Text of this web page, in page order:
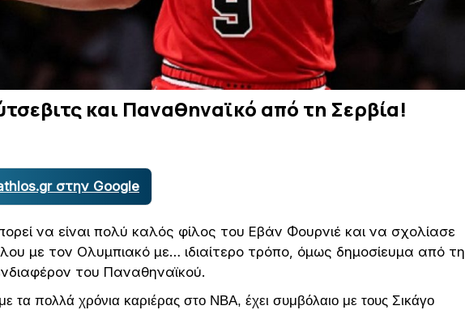
και Παναθηναϊκό από τη Σερβία!
στην Google
να είναι πολύ καλός φίλος του Εβάν Φουρνιέ και να σχολίασε
με τον Ολυμπιακό με… ιδιαίτερο τρόπο, όμως δημοσίευμα από τη
του Παναθηναϊκού.
τα πολλά χρόνια καριέρας στο ΝΒΑ, έχει συμβόλαιο με τους Σικάγο